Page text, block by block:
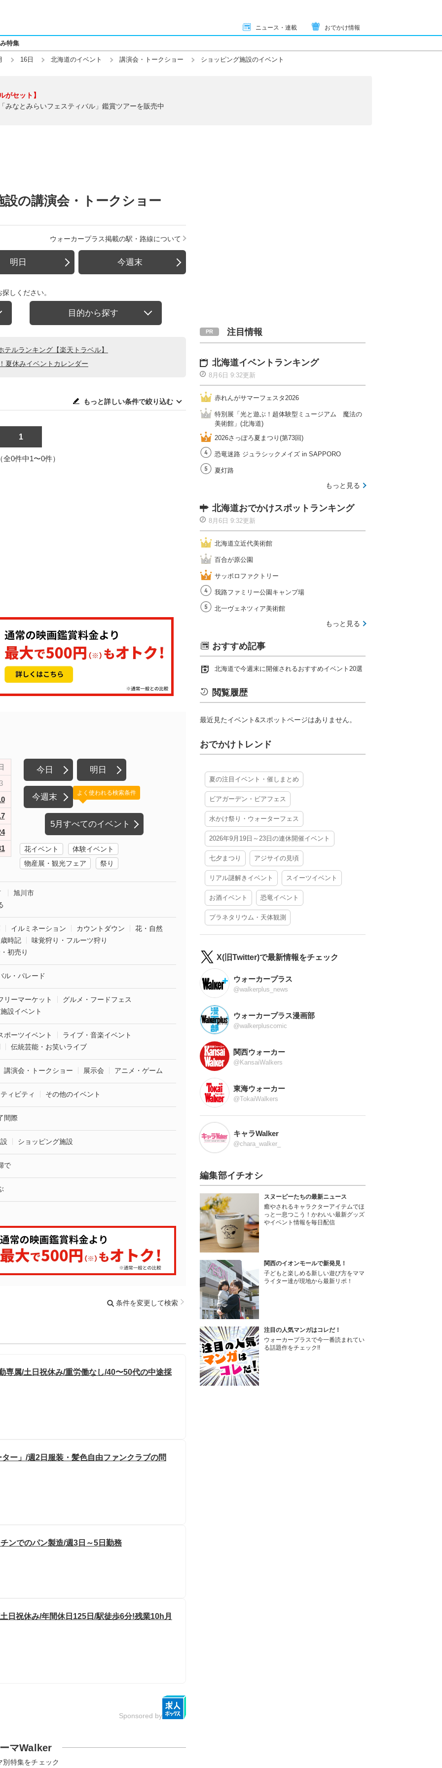
ニュース・連載 おでかけ情報
特集
16日 北海道のイベント 講演会・トークショー ショッピング施設のイベント
がセット】
みなとみらいフェスティバル」鑑賞ツアーを販売中
の講演会・トークショー
ウォーカープラス掲載の駅・路線について
明日 今週末
しください。
目的から探す
ルランキング【楽天トラベル】
夏休みイベントカレンダー
もっと詳しい条件で絞り込む
1
全0件中1〜0件）
今日 明日
今週末
5月すべてのイベント
よく使われる検索条件
花イベント
体験イベント
物産展・観光フェア
祭り
旭川市
イルミネーション カウントダウン
花・自然
時記
味覚狩り・フルーツ狩り
初売り
ル・パレード
リーマーケット
グルメ・フードフェス
設イベント
ポーツイベント
ライブ・音楽イベント
伝統芸能・お笑いライブ
講演会・トークショー 展示会 アニメ・ゲーム
ィビティ その他のイベント
間際
ショッピング施設
で
条件を変更して検索
専属/土日祝休み/重労働なし/40〜50代の中途採
ー」/週2日服装・髪色自由ファンクラブの問
ンでのパン製造/週3日～5日勤務
日祝休み/年間休日125日/駅徒歩6分!残業10h月
Sponsored by
マWalker
別特集をチェック
注目情報
北海道イベントランキング
8月6日 9:32更新
赤れんがサマーフェスタ2026
特別展「光と遊ぶ！超体験型ミュージアム 魔法の
美術館」(北海道)
2026さっぽろ夏まつり(第73回)
恐竜迷路 ジュラシックメイズ in SAPPORO
夏灯路
もっと見る
北海道おでかけスポットランキング
8月6日 9:32更新
北海道立近代美術館
百合が原公園
サッポロファクトリー
我路ファミリー公園キャンプ場
北一ヴェネツィア美術館
もっと見る
おすすめ記事
北海道で今週末に開催されるおすすめイベント20選
閲覧履歴
最近見たイベント&スポットページはありません。
おでかけトレンド
夏の注目イベント・催しまとめ
ビアガーデン・ビアフェス
水かけ祭り・ウォーターフェス
2026年9月19日～23日の連休開催イベント
七夕まつり アジサイの見頃
リアル謎解きイベント スイーツイベント
お酒イベント 恐竜イベント
プラネタリウム・天体観測
X(旧Twitter)で最新情報をチェック
ウォーカープラス
@walkerplus_news
ウォーカープラス漫画部
@walkerpluscomic
関西ウォーカー
@KansaiWalkers
東海ウォーカー
@TokaiWalkers
キャラWalker
@chara_walker_
編集部イチオシ
スヌーピーたちの最新ニュース
癒やされるキャラクターアイテムでほ
っと一息つこう！かわいい最新グッズ
やイベント情報を毎日配信
関西のイオンモールで新発見！
子どもと楽しめる新しい遊び方をママ
ライター達が現地から最新リポ！
注目の人気マンガはコレだ！
ウォーカープラスで今一番読まれてい
る話題作をチェック!!